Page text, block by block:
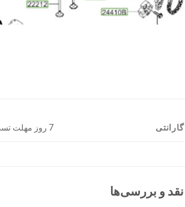
گارانتی 7 روز مهلت تست و تعویض ضمانت اصالت و سلامت کالا
نقد و بررسی‌ها